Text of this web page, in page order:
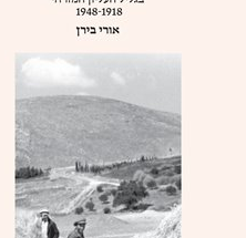
יקצרו : ערבים
בדמעה יקצרו : ערבים ויהודים במרחב הכפרי